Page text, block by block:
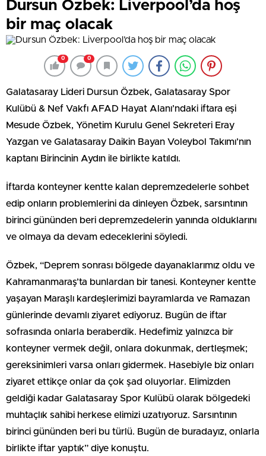
Dursun Özbek: Liverpool’da hoş
bir maç olacak
0 0
Galatasaray Lideri Dursun Özbek, Galatasaray Spor
Kulübü & Nef Vakfı AFAD Hayat Alanı’ndaki iftara eşi
Mesude Özbek, Yönetim Kurulu Genel Sekreteri Eray
Yazgan ve Galatasaray Daikin Bayan Voleybol Takımı’nın
kaptanı Birincinin Aydın ile birlikte katıldı.
İftarda konteyner kentte kalan depremzedelerle sohbet
edip onların problemlerini da dinleyen Özbek, sarsıntının
birinci gününden beri depremzedelerin yanında olduklarını
ve olmaya da devam edeceklerini söyledi.
Özbek, “Deprem sonrası bölgede dayanaklarımız oldu ve
Kahramanmaraş’ta bunlardan bir tanesi. Konteyner kentte
yaşayan Maraşlı kardeşlerimizi bayramlarda ve Ramazan
günlerinde devamlı ziyaret ediyoruz. Bugün de iftar
sofrasında onlarla beraberdik. Hedefimiz yalnızca bir
konteyner vermek değil, onlara dokunmak, dertleşmek;
gereksinimleri varsa onları gidermek. Hasebiyle biz onları
ziyaret ettikçe onlar da çok şad oluyorlar. Elimizden
geldiği kadar Galatasaray Spor Kulübü olarak bölgedeki
muhtaçlık sahibi herkese elimizi uzatıyoruz. Sarsıntının
birinci gününden beri bu türlü. Bugün de buradayız, onlarla
birlikte iftar yaptık” diye konuştu.